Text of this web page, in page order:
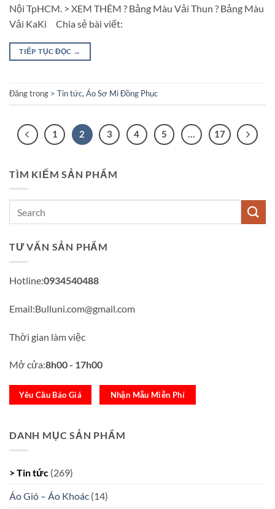
Nội TpHCM. > XEM THÊM ? Bảng Màu Vải Thun ? Bảng Màu
Vải KaKi Chia sẻ bài viết:
TIẾP TỤC ĐỌC →
Đăng trong > Tin tức,Áo Sơ Mi Đồng Phục
1 2 3 4 5 … 17
TÌM KIẾM SẢN PHẨM
TƯ VẤN SẢN PHẨM
Hotline:0934540488
Email:Bulluni.com@gmail.com
Thời gian làm việc
Mở cửa:8h00 - 17h00
Yêu Cầu Báo Giá Nhận Mẫu Miễn Phí
DANH MỤC SẢN PHẨM
> Tin tức (269)
Áo Gió – Áo Khoác (14)